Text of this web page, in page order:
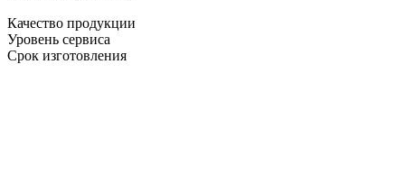
Качество продукции
Уровень сервиса
Срок изготовления